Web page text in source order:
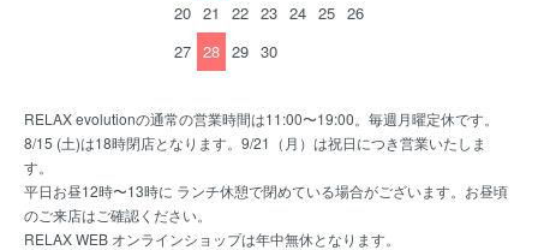
20 21 22 23 24 25 26
27 28 29 30
RELAX evolutionの通常の営業時間は11:00〜19:00。毎週月曜定休です。
8/15 (土)は18時閉店となります。9/21（月）は祝日につき営業いたしま
す。
平日お昼12時〜13時に ランチ休憩で閉めている場合がございます。お昼頃
のご来店はご確認ください。
RELAX WEB オンラインショップは年中無休となります。